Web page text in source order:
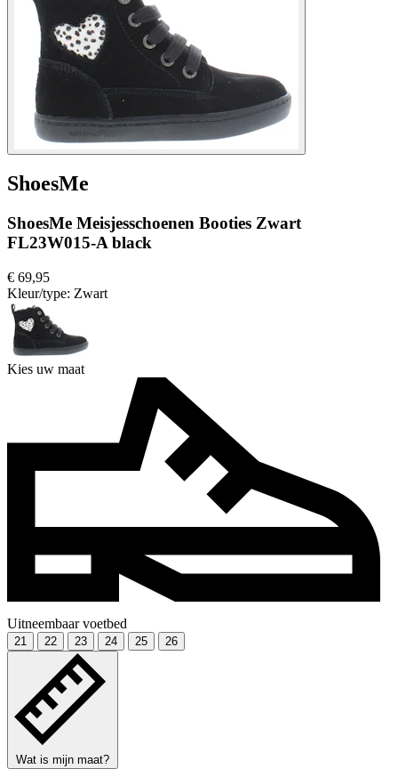
ShoesMe
ShoesMe Meisjesschoenen Booties Zwart
FL23W015-A black
€ 69,95
Kleur/type: Zwart
Kies uw maat
Uitneembaar voetbed
21 22 23 24 25 26
Wat is mijn maat?